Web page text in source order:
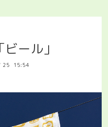
ール」
25 15:54